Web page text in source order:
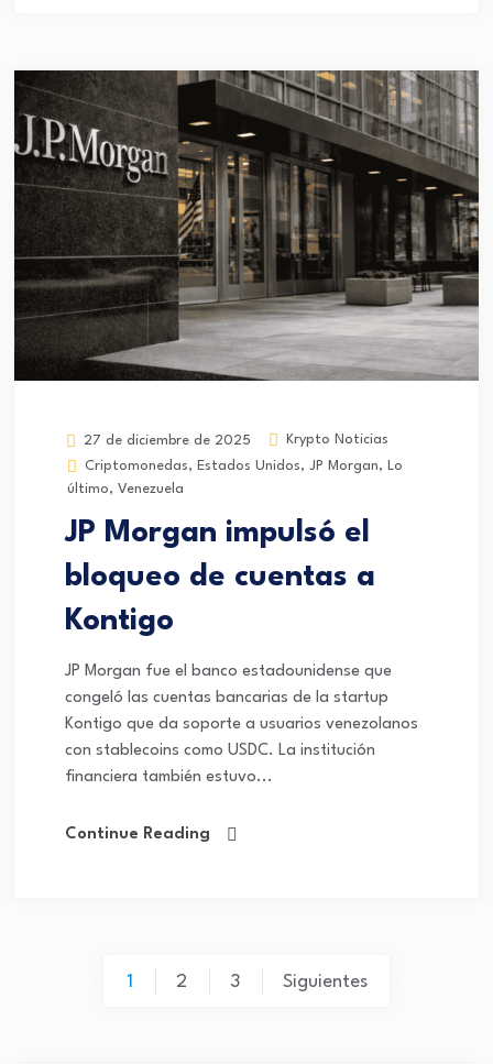
27 de diciembre de 2025
Krypto Noticias
Criptomonedas, Estados Unidos, JP Morgan, Lo
último, Venezuela
JP Morgan impulsó el
bloqueo de cuentas a
Kontigo
JP Morgan fue el banco estadounidense que
congeló las cuentas bancarias de la startup
Kontigo que da soporte a usuarios venezolanos
con stablecoins como USDC. La institución
financiera también estuvo...
Continue Reading
1 2 3 Siguientes